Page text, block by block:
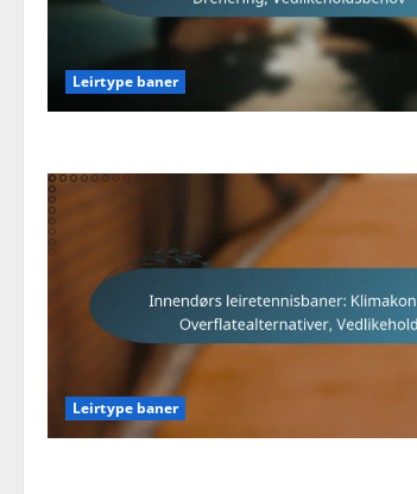
Leirtype baner
Leirtype baner